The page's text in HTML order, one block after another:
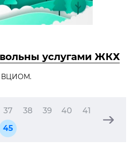
услугами ЖКХ
ВЦИОМ.
37 38 39 40
41
45